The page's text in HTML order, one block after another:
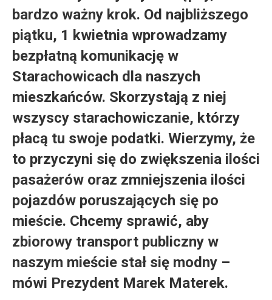
bardzo ważny krok. Od najbliższego
piątku, 1 kwietnia wprowadzamy
bezpłatną komunikację w
Starachowicach dla naszych
mieszkańców. Skorzystają z niej
wszyscy starachowiczanie, którzy
płacą tu swoje podatki. Wierzymy, że
to przyczyni się do zwiększenia ilości
pasażerów oraz zmniejszenia ilości
pojazdów poruszających się po
mieście. Chcemy sprawić, aby
zbiorowy transport publiczny w
naszym mieście stał się modny –
mówi Prezydent Marek Materek.